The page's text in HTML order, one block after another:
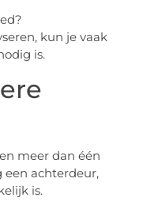
kun je vaak
is.
meer dan één
een achterdeur,
is.